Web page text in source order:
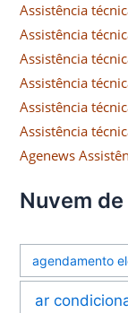
Assistência
Assistência
Assistência
Assistência
Assistência
Assistência
Agenews
Nuvem
agendamento
ar